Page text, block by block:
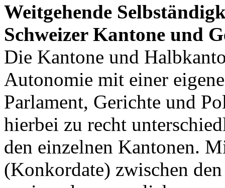
Weitgehende
Schweizer Kantone und
Die Kantone und
Autonomie mit einer
Parlament, Gerichte und
hierbei zu recht
den einzelnen Kantonen.
(Konkordate) zwischen